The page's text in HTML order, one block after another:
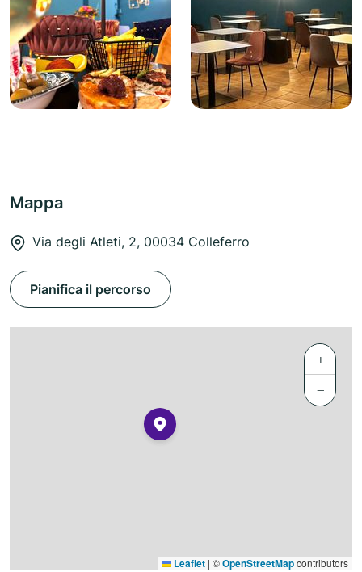
Mappa
Via degli Atleti, 2, 00034 Colleferro
Pianifica il percorso
+
−
Leaflet | ©OpenStreetMapcontributors